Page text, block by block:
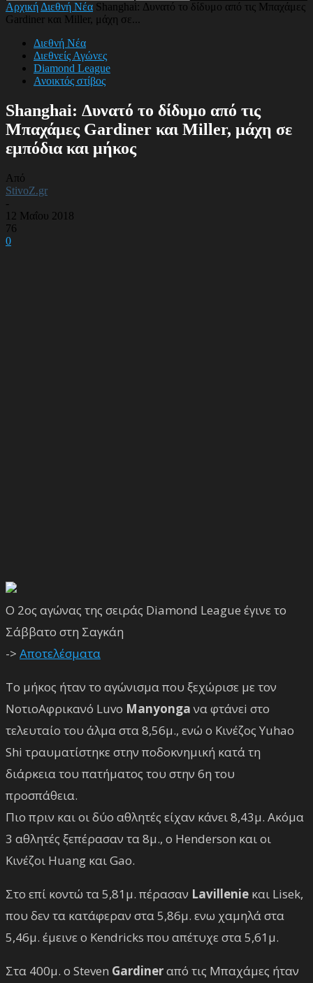
Αρχική Διεθνή Νέα Shanghai: Δυνατό το δίδυμο από τις Μπαχάμες
Gardiner και Miller, μάχη σε...
Διεθνή Νέα
Διεθνείς Αγώνες
Diamond League
Ανοικτός στίβος
Shanghai: Δυνατό το δίδυμο από τις
Μπαχάμες Gardiner και Miller, μάχη σε
εμπόδια και μήκος
Από
StivoZ.gr
-
12 Μαΐου 2018
76
0
Ο 2ος αγώνας της σειράς Diamond League έγινε το
Σάββατο στη Σαγκάη
-> Αποτελέσματα
Το μήκος ήταν το αγώνισμα που ξεχώρισε με τον
ΝοτιοΑφρικανό Luvo Manyongaνα φτάνεi στο
τελευταίο του άλμα στα 8,56μ., ενώ ο Κινέζος Yuhao
Shi τραυματίστηκε στην ποδοκνημική κατά τη
διάρκεια του πατήματος του στην 6η του
προσπάθεια.
Πιο πριν και οι δύο αθλητές είχαν κάνει 8,43μ. Ακόμα
3 αθλητές ξεπέρασαν τα 8μ., ο Henderson και οι
Κινέζοι Huang και Gao.
Στο επί κοντώ τα 5,81μ. πέρασαν Lavillenie και Lisek,
που δεν τα κατάφεραν στα 5,86μ. ενω χαμηλά στα
5,46μ. έμεινε ο Kendricks που απέτυχε στα 5,61μ.
Στα 400μ. ο Steven Gardinerαπό τις Μπαχάμες ήταν